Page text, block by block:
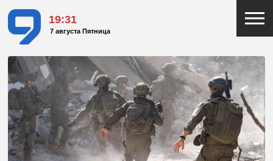
19:31
7 августа Пятница